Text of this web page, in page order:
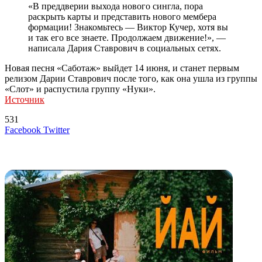
«В преддверии выхода нового сингла, пора
раскрыть карты и представить нового мембера
формации! Знакомьтесь — Виктор Кучер, хотя вы
и так его все знаете. Продолжаем движение!», —
написала Дария Ставрович в социальных сетях.
Новая песня «Саботаж» выйдет 14 июня, и станет первым
релизом Дарии Ставрович после того, как она ушла из группы
«Слот» и распустила группу «Нуки».
Источник
531
Facebook TwitterLinkedIn
Tumblr
Reddit
Вконтакте
Одноклассники
Skype
Messenger
Messenger
WhatsApp
Telegram
Viber
Line
Поделиться
Печатать